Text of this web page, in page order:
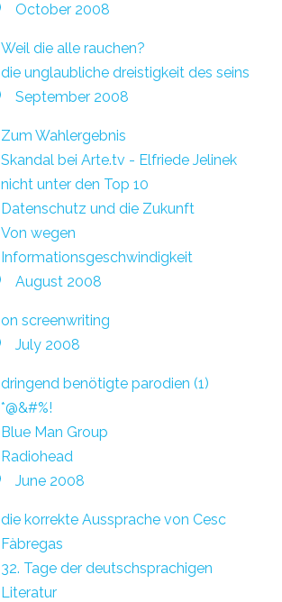
October 2008
Weil die alle rauchen?
die unglaubliche dreistigkeit des seins
September 2008
Zum Wahlergebnis
Skandal bei Arte.tv - Elfriede Jelinek
nicht unter den Top 10
Datenschutz und die Zukunft
Von wegen
Informationsgeschwindigkeit
August 2008
on screenwriting
July 2008
dringend benötigte parodien (1)
*@&#%!
Blue Man Group
Radiohead
June 2008
die korrekte Aussprache von Cesc
Fàbregas
32. Tage der deutschsprachigen
Literatur